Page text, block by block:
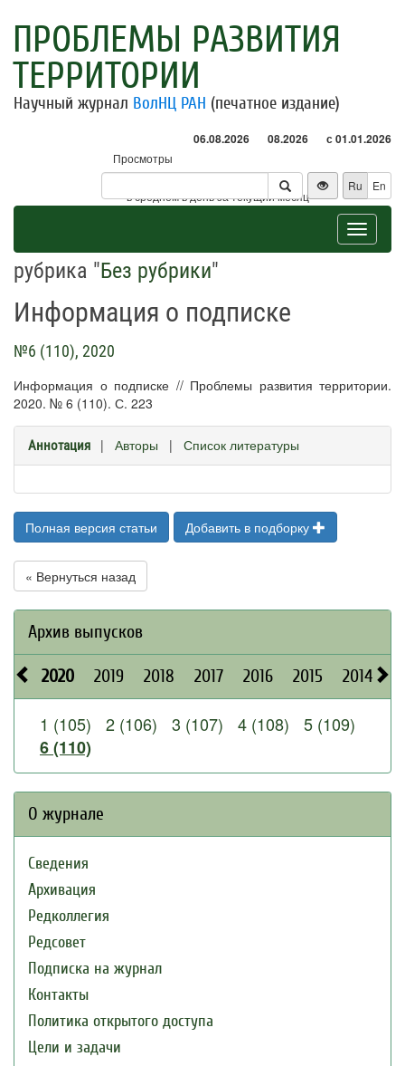
ПРОБЛЕМЫ РАЗВИТИЯ
ТЕРРИТОРИИ
Научный журнал ВолНЦ РАН (печатное издание)
06.08.2026 08.2026 с 01.01.2026
Просмотры
Посетители
* - в среднем в день за текущий месяц
Ru En
Toggle
рубрика "Без рубрики"
Информация о подписке
№6 (110), 2020
Информация о подписке // Проблемы развития территории.
2020. № 6 (110). С. 223
Аннотация | Авторы | Список литературы
Полная версия статьи Добавить в подборку
« Вернуться назад
Архив выпусков
2020 2019 2018 2017 2016 2015 2014
1 (105) 2 (106) 3 (107) 4 (108)
5 (109)
6 (110)
О журнале
Сведения
Архивация
Редколлегия
Редсовет
Подписка на журнал
Контакты
Политика открытого доступа
Цели и задачи